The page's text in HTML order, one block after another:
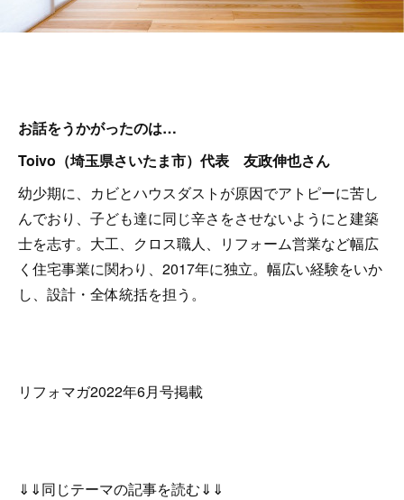
お話をうかがったのは…
Toivo（埼玉県さいたま市）代表 友政伸也さん
幼少期に、カビとハウスダストが原因でアトピーに苦し
んでおり、子ども達に同じ辛さをさせないようにと建築
士を志す。大工、クロス職人、リフォーム営業など幅広
く住宅事業に関わり、2017年に独立。幅広い経験をいか
し、設計・全体統括を担う。
リフォマガ2022年6月号掲載
⇓⇓同じテーマの記事を読む⇓⇓